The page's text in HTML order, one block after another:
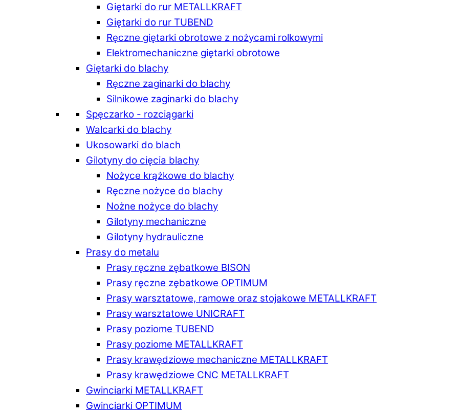
Giętarki do rur METALLKRAFT
Giętarki do rur TUBEND
Ręczne giętarki obrotowe z nożycami rolkowymi
Elektromechaniczne giętarki obrotowe
Giętarki do blachy
Ręczne zaginarki do blachy
Silnikowe zaginarki do blachy
Spęczarko - rozciągarki
Walcarki do blachy
Ukosowarki do blach
Gilotyny do cięcia blachy
Nożyce krążkowe do blachy
Ręczne nożyce do blachy
Nożne nożyce do blachy
Gilotyny mechaniczne
Gilotyny hydrauliczne
Prasy do metalu
Prasy ręczne zębatkowe BISON
Prasy ręczne zębatkowe OPTIMUM
Prasy warsztatowe, ramowe oraz stojakowe METALLKRAFT
Prasy warsztatowe UNICRAFT
Prasy poziome TUBEND
Prasy poziome METALLKRAFT
Prasy krawędziowe mechaniczne METALLKRAFT
Prasy krawędziowe CNC METALLKRAFT
Gwinciarki METALLKRAFT
Gwinciarki OPTIMUM